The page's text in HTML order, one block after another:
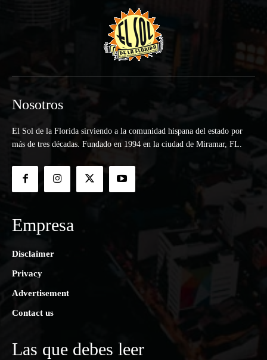
Nosotros
El Sol de la Florida sirviendo a la comunidad hispana del estado por
más de tres décadas. Fundado en 1994 en la ciudad de Miramar, FL.
Empresa
Disclaimer
Privacy
Advertisement
Contact us
Las que debes leer